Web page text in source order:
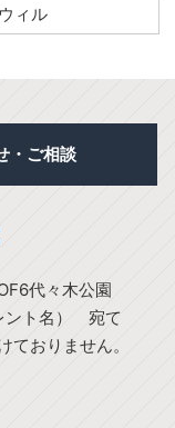
ウィル
・ご相談
代々木公園
ト名） 宛て
おりません。